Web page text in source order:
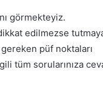
görmekteyiz.
edilmezse
püf noktaları
tüm sorularınıza